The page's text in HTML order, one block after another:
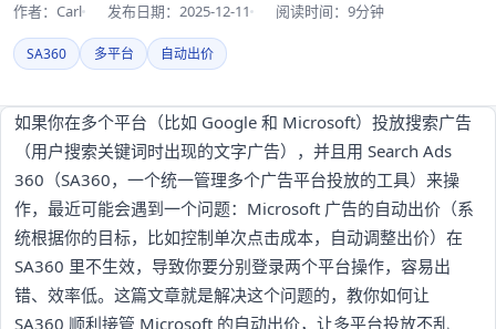
作者：Carl 发布日期：2025-12-11 阅读时间：9分钟
SA360 多平台 自动出价
如果你在多个平台（比如 Google 和 Microsoft）投放搜索广告
（用户搜索关键词时出现的文字广告），并且用 Search Ads
360（SA360，一个统一管理多个广告平台投放的工具）来操
作，最近可能会遇到一个问题：Microsoft 广告的自动出价（系
统根据你的目标，比如控制单次点击成本，自动调整出价）在
SA360 里不生效，导致你要分别登录两个平台操作，容易出
错、效率低。这篇文章就是解决这个问题的，教你如何让
SA360 顺利接管 Microsoft 的自动出价，让多平台投放不乱